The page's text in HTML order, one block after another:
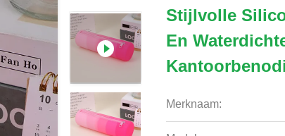
Stijlvolle
En
Merknaam: